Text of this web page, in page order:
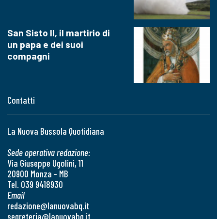
Contatti
La Nuova Bussola Quotidiana
Sede operativa redazione:
Via Giuseppe Ugolini, 11
20900 Monza - MB
Tel. 039 9418930
Email
redazione@lanuovabq.it
segreteria@lanuovabq.it
San Sisto II, il martirio di
un papa e dei suoi
compagni